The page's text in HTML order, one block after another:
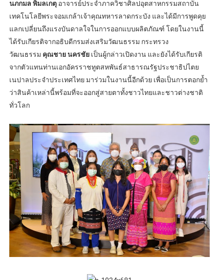
นภกมล พิมลเกตุ อาจารย์ประจำภาควิชาศิลปอุตสาหกรรมสถาบัน
เทคโนโลยีพระจอมเกล้าเจ้าคุณทหารลาดกระบัง และได้มีการพูดคุย
แลกเปลี่ยนถึงแรงบันดาลใจในการออกแบบผลิตภัณฑ์ โดยในงานนี้
ได้รับเกียรติจากอธิบดีกรมส่งเสริมวัฒนธรรม กระทรวง
วัฒนธรรม คุณชาย นครชัยเป็นผู้กล่าวเปิดงาน และยังได้รับเกียรติ
จากตัวแทนท่านเอกอัครราชทูตสหพันธ์สาธารณรัฐประชาธิปไตย
เนปาลประจำประเทศไทย มาร่วมในงานนี้อีกด้วย เพื่อเป็นการตอกย้ำ
ว่าสินค้าเหล่านี้พร้อมที่จะออกสู่สายตาทั้งชาวไทยและชาวต่างชาติ
ทั่วโลก